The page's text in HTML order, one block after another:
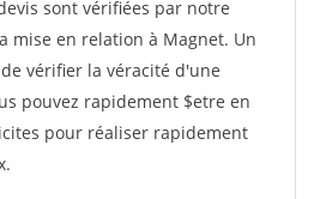
sont vérifiées par notre
mise en relation à Magnet. Un
vérifier la véracité d'une
pouvez rapidement $etre en
pour réaliser rapidement